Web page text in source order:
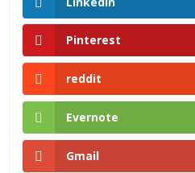
de
Publicidad
en
Pinterest
reddit
Evernote
Gmail